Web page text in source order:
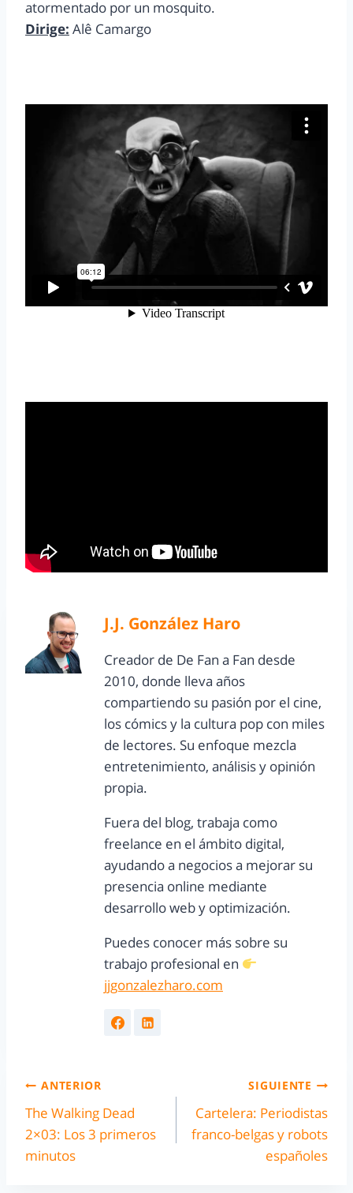
atormentado por un mosquito.
Dirige: Alê Camargo
J.J. González Haro
Creador de De Fan a Fan desde
2010, donde lleva años
compartiendo su pasión por el cine,
los cómics y la cultura pop con miles
de lectores. Su enfoque mezcla
entretenimiento, análisis y opinión
propia.
Fuera del blog, trabaja como
freelance en el ámbito digital,
ayudando a negocios a mejorar su
presencia online mediante
desarrollo web y optimización.
Puedes conocer más sobre su
trabajo profesional en
jjgonzalezharo.com
ANTERIOR
The Walking Dead
2×03: Los 3 primeros
minutos
SIGUIENTE
Cartelera: Periodistas
franco-belgas y robots
españoles